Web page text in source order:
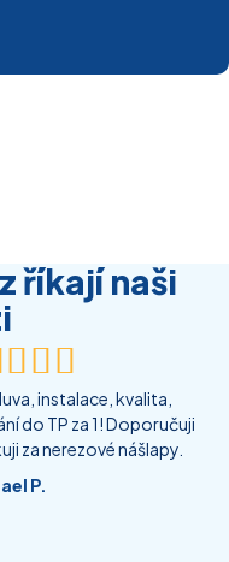
říkají naši

instalace, kvalita,
do TP za 1! Doporučuji
za nerezové nášlapy.
P.